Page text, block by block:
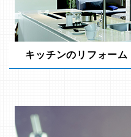
キッチンのリフォーム